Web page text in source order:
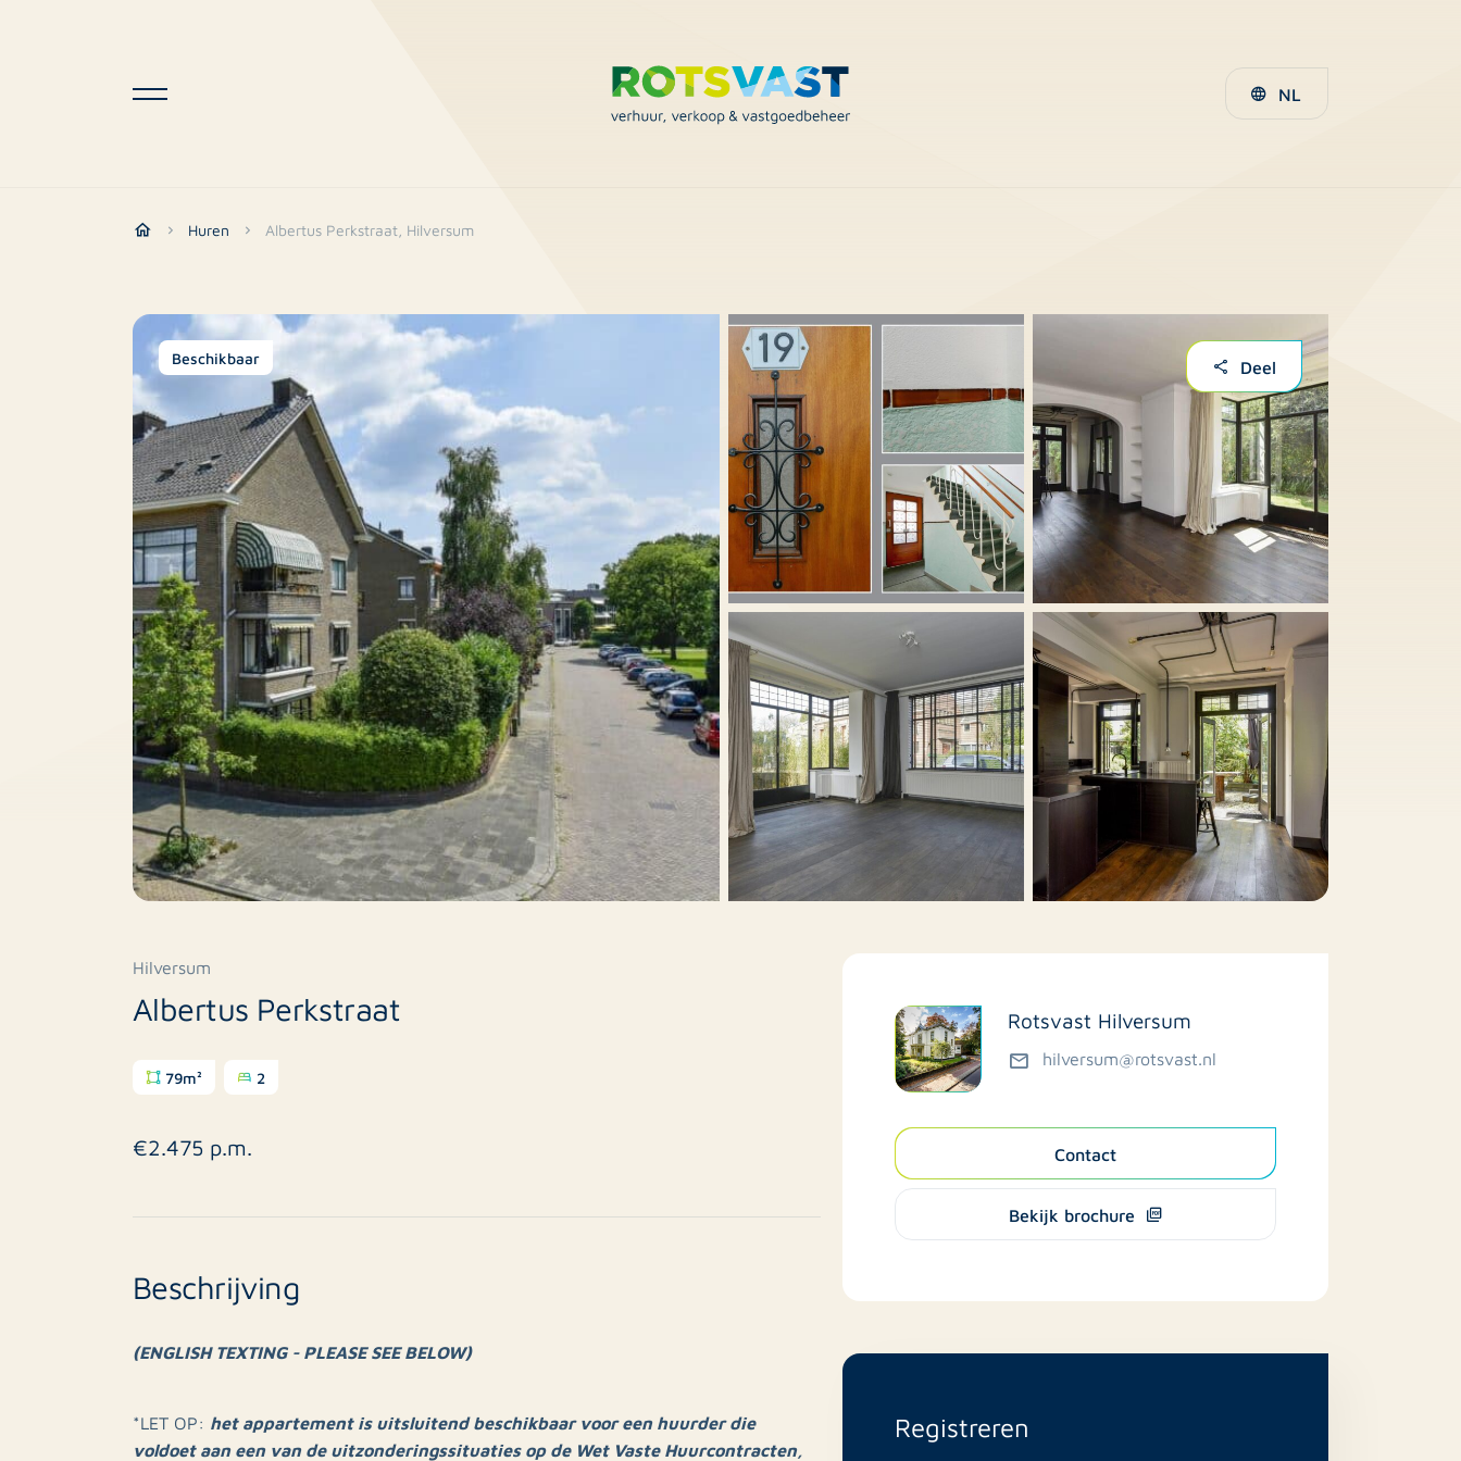
NL
Huren Albertus Perkstraat, Hilversum
Deel
Beschikbaar
Hilversum
Albertus Perkstraat
79m² 2
€2.475 p.m.
Beschrijving
(ENGLISH TEXTING - PLEASE SEE BELOW)
*LET OP: het appartement is uitsluitend beschikbaar voor een huurder die
voldoet aan een van de uitzonderingssituaties op de Wet Vaste Huurcontracten,
Rotsvast Hilversum
hilversum@rotsvast.nl
Contact
Bekijk brochure
Registreren